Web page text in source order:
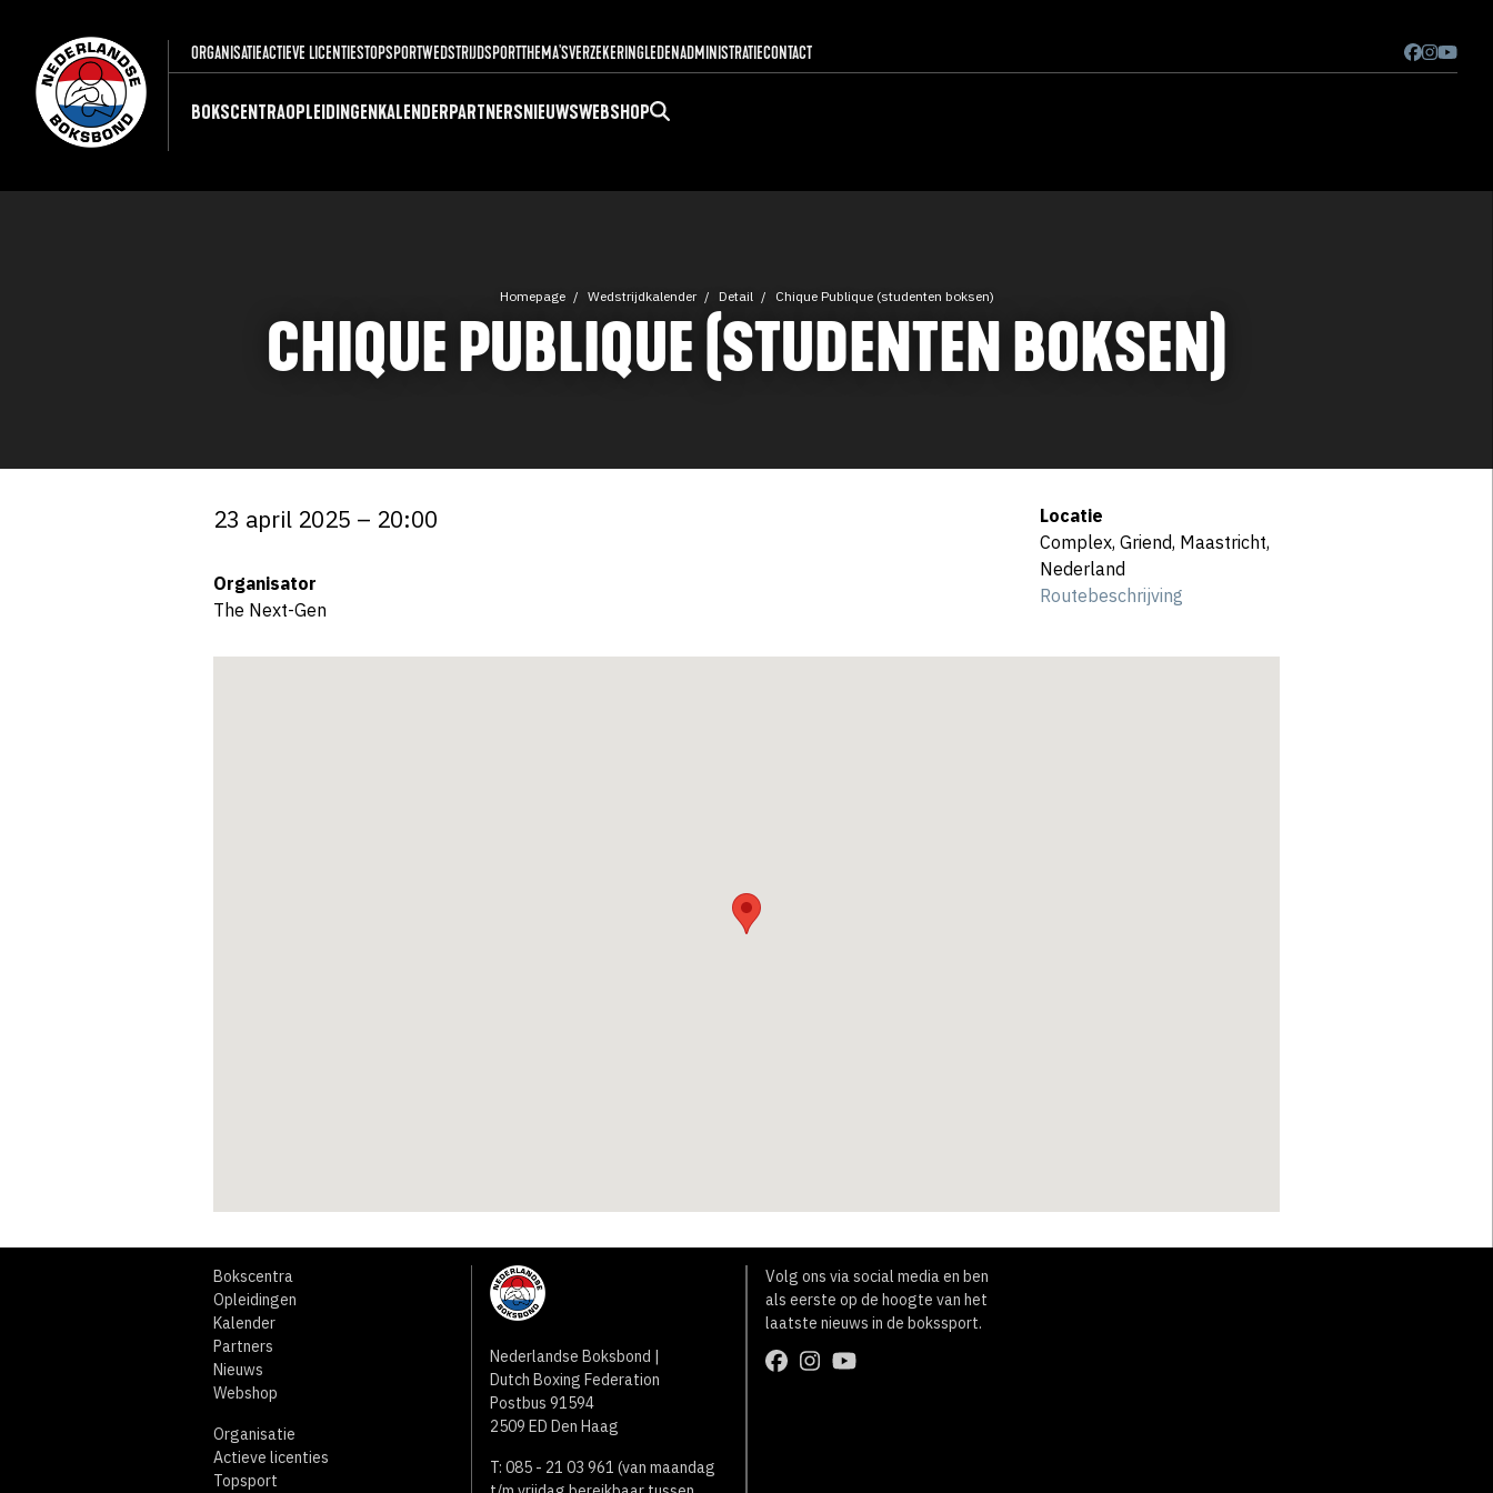
ORGANISATIEACTIEVE LICENTIESTOPSPORTWEDSTRIJDSPORTTHEMA'SVERZEKERINGLEDENADMINISTRATIECONTACT
BOKSCENTRAOPLEIDINGENKALENDERPARTNERSNIEUWSWEBSHOP
Homepage Wedstrijdkalender Detail Chique Publique (studenten boksen)
CHIQUE PUBLIQUE (STUDENTEN BOKSEN)
23 april 2025 – 20:00
Organisator
The Next-Gen
Locatie
Complex, Griend, Maastricht,
Nederland
Routebeschrijving
Bokscentra
Opleidingen
Kalender
Partners
Nieuws
Webshop
Organisatie
Actieve licenties
Topsport
Nederlandse Boksbond |
Dutch Boxing Federation
Postbus 91594
2509 ED Den Haag
T: 085 - 21 03 961 (van maandag
Volg ons via social media en ben
als eerste op de hoogte van het
laatste nieuws in de bokssport.